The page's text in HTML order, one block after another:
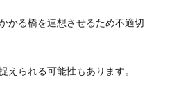
かる橋を連想させるため不適切
えられる可能性もあります。